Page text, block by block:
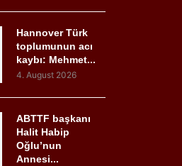
Hannover Türk
toplumunun acı
kaybı: Mehmet...
4. August 2026
ABTTF başkanı
Halit Habip
Oğlu’nun
Annesi...